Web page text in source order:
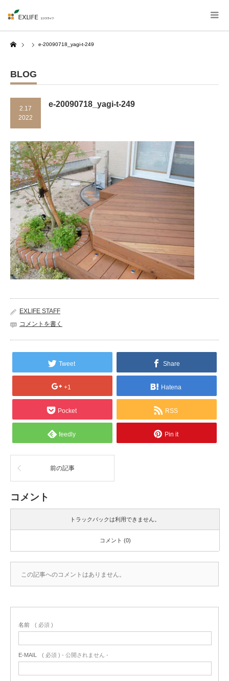
Home
e-20090718_yagi-t-249
BLOG
2.17
2022
e-20090718_yagi-t-249
EXLIFE STAFF
コメントを書く
Tweet Share
+1 Hatena
Pocket RSS
feedly Pin it
前の記事
コメント
トラックバックは利用できません。
コメント (0)
この記事へのコメントはありません。
名前 ( 必須 )
E-MAIL ( 必須 ) - 公開されません -